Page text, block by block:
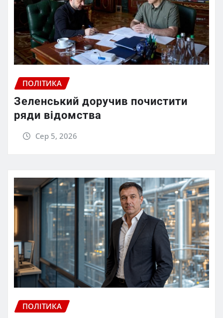
ПОЛІТИКА
Зеленський доручив почистити
ряди відомства
Сер 5, 2026
ПОЛІТИКА